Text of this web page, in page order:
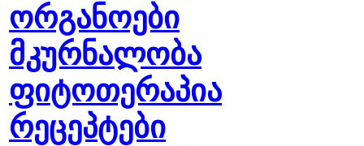
ორგანოები
მკურნალობა
ფიტოთერაპია
რეცეპტები